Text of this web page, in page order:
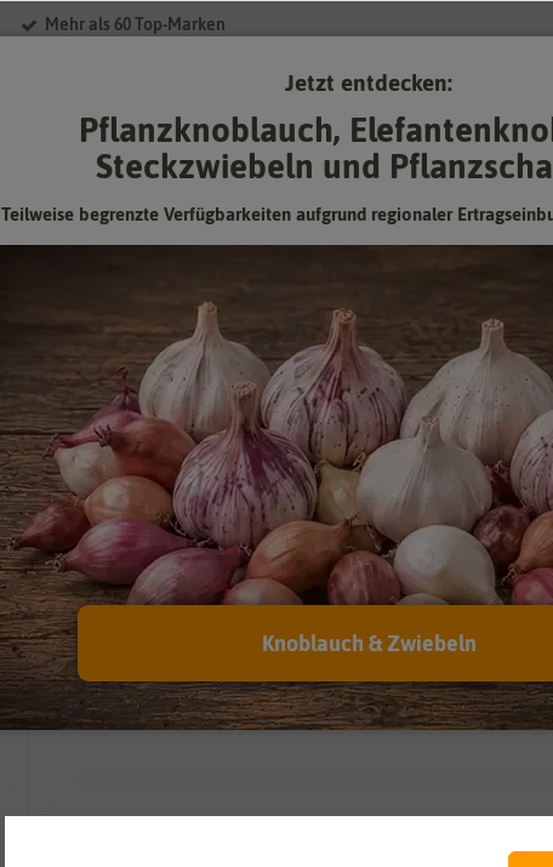
Mehr als 60 Top-Marken
GartenWunder - Für
(250 ml) [MHD 03/2026]
Hersteller:
deNatura
Artikelnummer:
DN-1010
EAN:
745240428657
Haltbarkeit
Zeitpunkt, bis zu dem
sollte.
Jetzt entdecken:
Pflanzknoblauch,
Steckzwiebeln und
Teilweise begrenzte Verfügbarkeiten aufgrund regionaler
Knoblauch & Zwiebeln